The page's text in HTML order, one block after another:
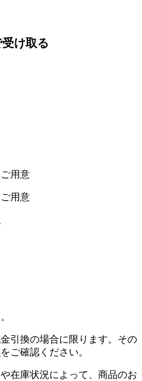
け取る
用意
用意
引換の場合に限ります。その
をご確認ください。
在庫状況によって、商品のお